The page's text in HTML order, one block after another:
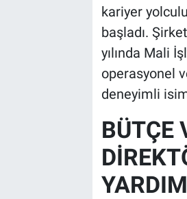
kariyer
başladı.
yılında Mali
operasyonel
deneyimli
BÜTÇE